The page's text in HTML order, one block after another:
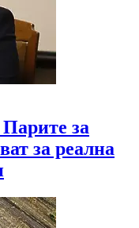
за
за реална